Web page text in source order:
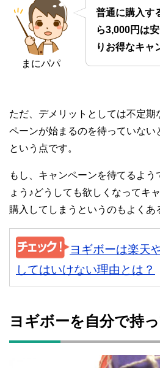
まにパパ
普通に購入す
ら3,000円は
りお得なキャ
ただ、デメリットとしては不定期
ペーンが始まるのを待っていない
という点です。
もし、キャンペーンを待てるよう
ょう♪どうしても欲しくなってキ
購入してしまうというのもよくあ
ヨギボーは楽天
してはいけない理由とは？
ヨギボーを自分で持